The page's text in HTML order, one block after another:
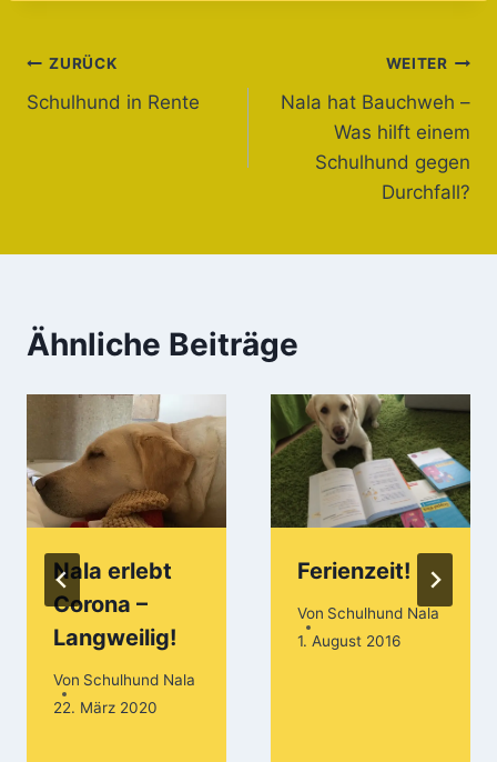
Beitragsnavigation
ZURÜCK
Schulhund in Rente
WEITER
Nala hat Bauchweh –
Was hilft einem
Schulhund gegen
Durchfall?
Ähnliche Beiträge
Nala erlebt
Corona –
Langweilig!
Von Schulhund Nala
22. März 2020
Ferienzeit!
Von Schulhund Nala
1. August 2016